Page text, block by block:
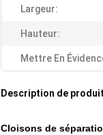
Largeur:
Hauteur:
Mettre En
Description de produit
Cloisons de